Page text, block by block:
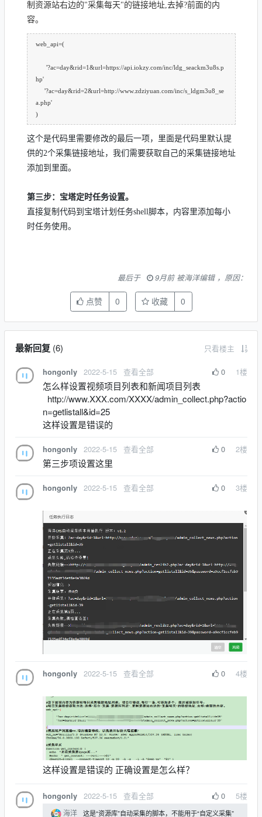
制资源站右边的"采集每天"的链接地址,去掉?前面的内
容。
web_api=(
'?ac=day&rid=1&url=https://api.iokzy.com/inc/ldg_seackm3u8s.p
hp'
'?ac=day&rid=2&url=http://www.zdziyuan.com/inc/s_ldgm3u8_se
a.php'
)
这个是代码里需要修改的最后一项，里面是代码里默认提
供的2个采集链接地址，我们需要获取自己的采集链接地址
添加到里面。
第三步：宝塔定时任务设置。
直接复制代码到宝塔计划任务shell脚本，内容里添加每小
时任务使用。
最后于 9月前 被海洋编辑 ，原因：
点赞 0 收藏 0
最新回复(6) 只看楼主
hongonly 2022-5-15 查看全部 0 1楼
怎么样设置视频项目列表和新闻项目列表
http://www.XXX.com/XXXX/admin_collect.php?actio
n=getlistall&id=25
这样设置是错误的
hongonly 2022-5-15 查看全部 0 2楼
第三步项设置这里
hongonly 2022-5-15 查看全部 0 3楼
hongonly 2022-5-15 查看全部 0 4楼
这样设置是错误的 正确设置是怎么样？
hongonly 2022-5-15 查看全部 0 5楼
海洋 这是“资源库”自动采集的脚本，不能用于“自定义采集”